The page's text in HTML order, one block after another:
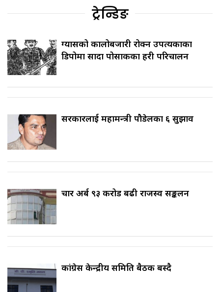
ट्रेन्डिङ
ग्यासको कालोबजारी रोक्न उपत्यकाका
डिपोमा सादा पोसाकका प्रहरी परिचालन
सरकारलाई महामन्त्री पौडेलका ६ सुझाव
चार अर्ब ९३ करोड बढी राजस्व सङ्कलन
कांग्रेस केन्द्रीय समिति बैठक बस्दै